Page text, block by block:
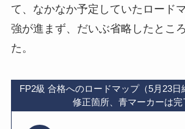
て、なかなか予定していたロード
強が進まず、だいぶ省略したとこ
た。
FP2級 合格へのロードマップ（5月23日
修正箇所、青マーカーは完